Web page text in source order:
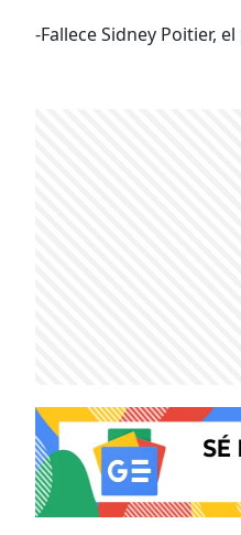
-Fallece Sidney Poitier,